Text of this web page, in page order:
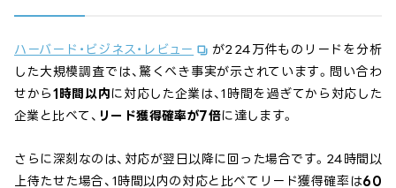
ハーバード・ビジネス・レビュー
が224万件ものリードを分析
した大規模調査では、驚くべき事実が示されています。問い合わ
せから1時間以内に対応した企業は、1時間を過ぎてから対応した
企業と比べて、 リード獲得確率が7倍に達します。
さらに深刻なのは、対応が翌日以降に回った場合です。24時間以
上待たせた場合、1時間以内の対応と比べてリード獲得確率は60